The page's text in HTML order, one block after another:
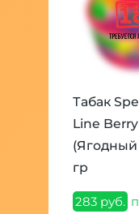
Табак
Line
гр
283 руб.